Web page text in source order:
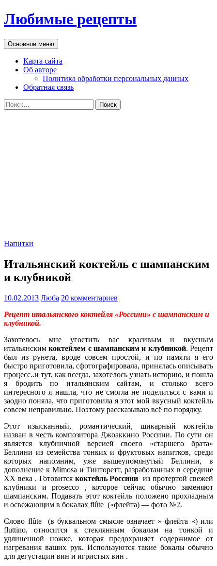
Перейти
к
Любимые рецепты
Поиск
Основное меню
Карта сайта
Об авторе
Политика обработки персональных данных
Обратная связь
Найти:
Напитки
Итальянский коктейль с шампанским
и клубникой
10.02.2013 Люба 20 комментариев
Рецепт итальянского коктейля «Россини» с шампанским и
клубникой.
Захотелось мне угостить вас красивым и вкусным
итальянскимкоктейлем с шампанским и клубникой. Рецепт
был из рунета, вроде совсем простой, и по памяти я его
быстро приготовила, сфотографировала, принялась описывать
процесс..и тут, как всегда, захотелось узнать историю, и пошла
я бродить по итальянским сайтам, и столько всего
интересного я нашла, что не смогла не поделиться с вами и
заодно поняла, что приготовила я этот мой вкусный коктейль
совсем неправильно. Поэтому рассказываю всё по порядку.
Этот изысканный, романтический, шикарный коктейль
назван в честь композитора Джоаккино Россини. По сути он
является клубничной версией своего «старшего брата»
Беллини из семейства тонких и фруктовых напитков, среди
которых напомним, уже вышеупомянутый Беллини, в
дополнение к Mimosa и Тинторетт, разработанных в середине
ХХ века . Готовитсякоктейль Россини из протертой свежей
клубники и prosecco , которое сейчас обычно заменяют
шампанским. Подавать этот коктейль положено прохладным
и освежающим в бокалах flûte («флейта) — фото №2.
Слово flûte (в буквальном смысле означает » флейта «) или
fluttino, относится к стеклянным бокалам на тонкой и
удлиненной ножке, которая предохраняет содержимое от
нагревания ваших рук. Используются такие бокалы обычно
для дегустации вин и игристых вин .